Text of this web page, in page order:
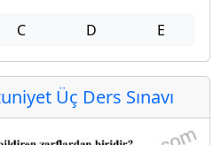
C D E
Üç Ders Sınavı